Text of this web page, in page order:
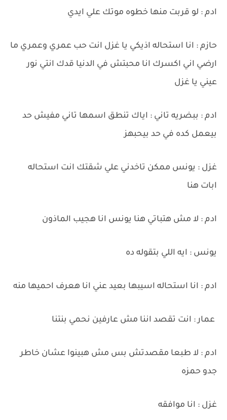
ادم : لو قربت منها خطوه موتك علي ايدي
حازم : انا استحاله اذيكي يا غزل انت حب عمري وعمري ما
ارضي اني اكسرك انا محبتش في الدنيا قدك انتي نور
عيني يا غزل
ادم : ببضريه تاني : اياك تنطق اسمها تاني مفيش حد
بيعمل كده في حد بيحبهز
غزل : يونس ممكن تاخدني علي شقتك انت استحاله
ابات هنا
ادم : لا مش هتباتي هنا يونس انا هجيب الماذون
يونس : ايه اللي بتقوله ده
ادم : انا استحاله اسيبها بعيد عني انا هعرف احميها منه
عمار : انت تقصد اننا مش عارفين نحمي بنتنا
ادم : لا طبعا مقصدتش بس مش هبينوا عشان خاطر
جدو حمزه
غزل : انا موافقه